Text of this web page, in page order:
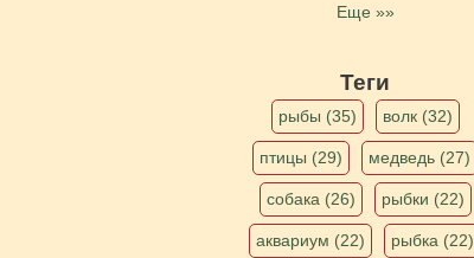
Еще »»
Теги
рыбы (35) волк (32)
птицы (29) медведь (27)
собака (26) рыбки (22)
аквариум (22) рыбка (22)